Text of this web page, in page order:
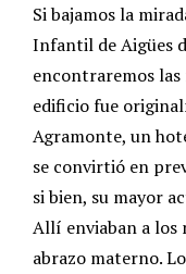
Si bajamos la
Infantil de Aigües
encontraremos
edificio fue
Agramonte, un
se convirtió en
si bien, su mayor
Allí enviaban a los
abrazo materno.